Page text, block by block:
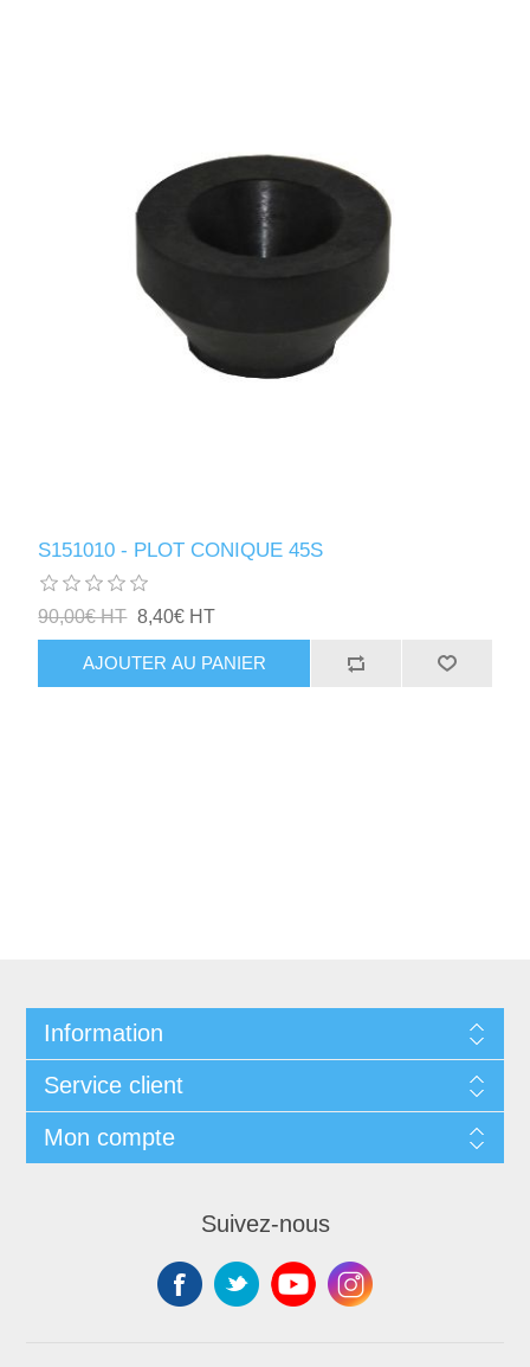
S151010 - PLOT CONIQUE 45S
90,00€ HT 8,40€ HT
AJOUTER AU PANIER
Information
Service client
Mon compte
Suivez-nous